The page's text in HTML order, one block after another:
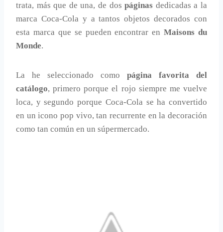
trata, más que de una, de dospáginas dedicadas a la
marca Coca-Cola y a tantos objetos decorados con
esta marca que se pueden encontrar enMaisons du
Monde.
La he seleccionado como página favorita del
catálogo, primero porque el rojo siempre me vuelve
loca, y segundo porque Coca-Cola se ha convertido
en un icono pop vivo, tan recurrente en la decoración
como tan común en un súpermercado.